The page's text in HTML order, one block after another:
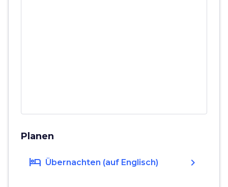
Planen
hotel Übernachten (auf Englisch) chevron_right